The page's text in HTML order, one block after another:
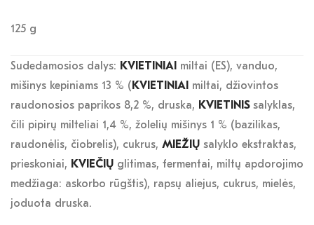
125 g
Sudedamosios dalys: KVIETINIAI miltai (ES), vanduo,
mišinys kepiniams 13 % ( KVIETINIAI miltai, džiovintos
raudonosios paprikos 8,2 %, druska, KVIETINIS salyklas,
čili pipirų milteliai 1,4 %, žolelių mišinys 1 % (bazilikas,
raudonėlis, čiobrelis), cukrus, MIEŽIŲ salyklo ekstraktas,
prieskoniai, KVIEČIŲ glitimas, fermentai, miltų apdorojimo
medžiaga: askorbo rūgštis), rapsų aliejus, cukrus, mielės,
joduota druska.